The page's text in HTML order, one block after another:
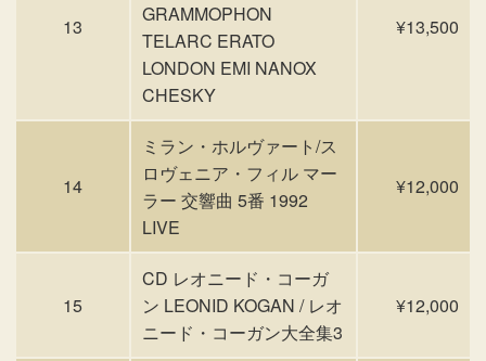
13
GRAMMOPHON
TELARC ERATO
LONDON EMI NANOX
CHESKY
¥13,500
14
ミラン・ホルヴァート/ス
ロヴェニア・フィル マー
ラー 交響曲 5番 1992
LIVE
¥12,000
15
CD レオニード・コーガ
ン LEONID KOGAN / レオ
ニード・コーガン大全集3
¥12,000